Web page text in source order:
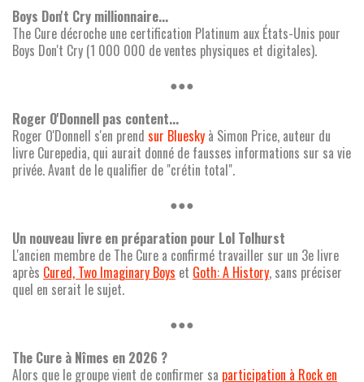
Boys Don't Cry millionnaire...
The Cure décroche une certification Platinum aux États-Unis pour
Boys Don't Cry (1 000 000 de ventes physiques et digitales).
●●●
Roger O'Donnell pas content...
Roger O'Donnell s'en prend sur Bluesky à Simon Price, auteur du
livre Curepedia, qui aurait donné de fausses informations sur sa vie
privée. Avant de le qualifier de "crétin total".
●●●
Un nouveau livre en préparation pour Lol Tolhurst
L'ancien membre de The Cure a confirmé travailler sur un 3e livre
après Cured, Two Imaginary Boys et Goth: A History, sans préciser
quel en serait le sujet.
●●●
The Cure à Nîmes en 2026 ?
Alors que le groupe vient de confirmer sa participation à Rock en